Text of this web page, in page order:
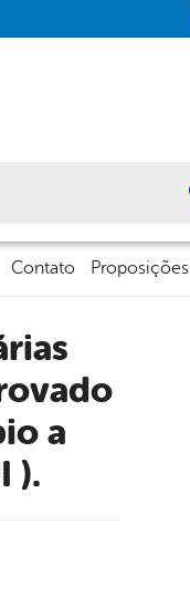
Contato Proposições
a
).